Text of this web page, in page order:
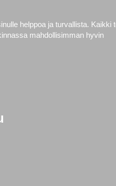
helppoa ja turvallista. Kaikki
mahdollisimman hyvin